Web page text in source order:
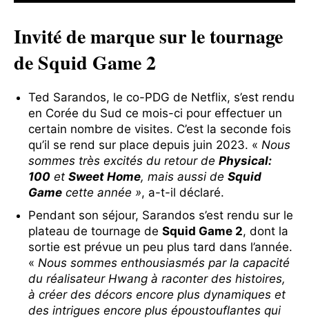
Invité de marque sur le tournage
de Squid Game 2
Ted Sarandos, le co-PDG de Netflix, s’est rendu
en Corée du Sud ce mois-ci pour effectuer un
certain nombre de visites. C’est la seconde fois
qu’il se rend sur place depuis juin 2023. « Nous
sommes très excités du retour de Physical:
100 et Sweet Home, mais aussi de Squid
Game cette année », a-t-il déclaré.
Pendant son séjour, Sarandos s’est rendu sur le
plateau de tournage de Squid Game 2, dont la
sortie est prévue un peu plus tard dans l’année.
« Nous sommes enthousiasmés par la capacité
du réalisateur Hwang à raconter des histoires,
à créer des décors encore plus dynamiques et
des intrigues encore plus époustouflantes qui